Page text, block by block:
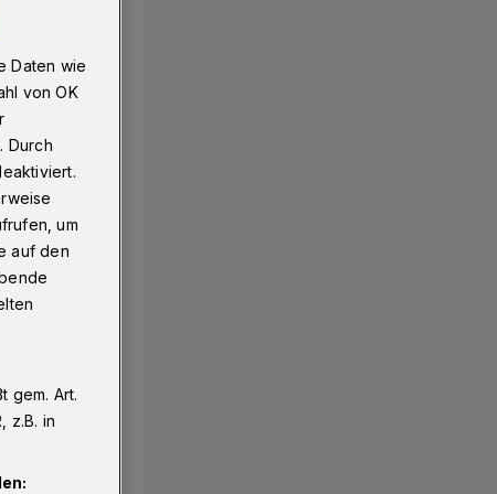
Daten wie
von OK
Durch
um
auf den
gem. Art.
z.B. in